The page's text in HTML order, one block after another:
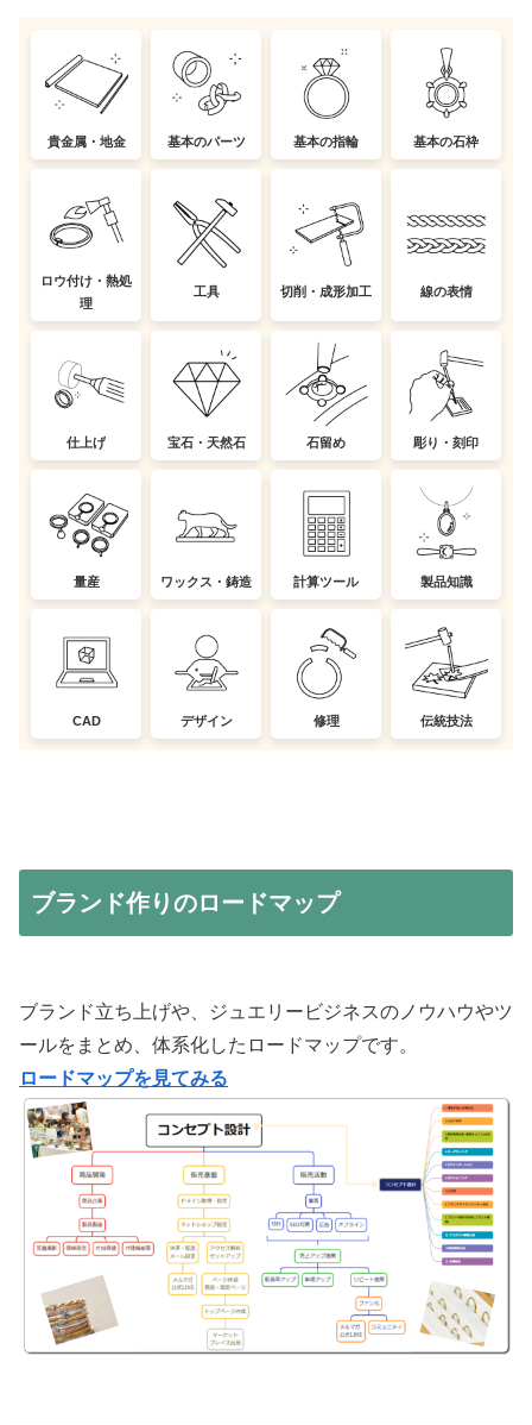
貴金属・地金 基本のパーツ 基本の指輪 基本の石枠
ロウ付け・熱処
理
工具 切削・成形加工 線の表情
仕上げ 宝石・天然石 石留め 彫り・刻印
量産 ワックス・鋳造 計算ツール 製品知識
CAD デザイン 修理 伝統技法
ブランド作りのロードマップ
ブランド立ち上げや、ジュエリービジネスのノウハウやツ
ールをまとめ、体系化したロードマップです。
ロードマップを見てみる